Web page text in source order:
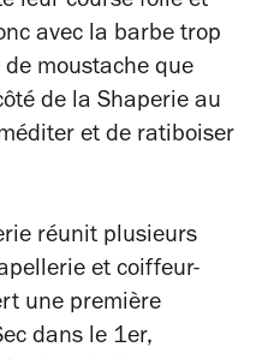
avec la barbe trop
moustache que
de la Shaperie au
et de ratiboiser
réunit plusieurs
et coiffeur-
une première
dans le 1er,